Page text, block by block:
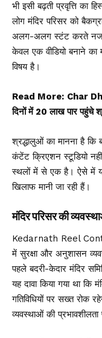
भी इसी बढ़ती प्रवृत्ति का
लोग मंदिर परिसर को
अलग-अलग स्टंट करते
केवल एक वीडियो बनाने का
विषय है।
Read More: Char
दिनों में 20 लाख पार पहुंचे
श्रद्धालुओं का मानना है कि
कंटेंट क्रिएशन स्टूडियो
स्थलों में से एक है। ऐसे में
खिलाफ मानी जा रही हैं।
मंदिर परिसर की
Kedarnath Reel
में सुरक्षा और अनुशासन
पहले बदरी-केदार मंदिर
यह दावा किया गया था कि
गतिविधियों पर सख्त रोक
व्यवस्थाओं की